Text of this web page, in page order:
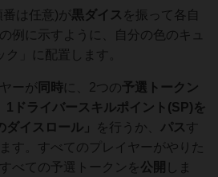
番は任意)が黒ダイス を振って各自
例に示すように、自分の色のキュ
」に配置します。
ーが 同時に、2つの予選トークン
1ドライバースキルポイント(SP)を
イスロール」 を行うか、 パスす
す。すべてのプレイヤーがやりた
べての予選トークンを公開
しま